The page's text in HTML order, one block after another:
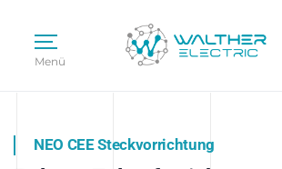
Menü
NEO CEE Steckvorrichtung